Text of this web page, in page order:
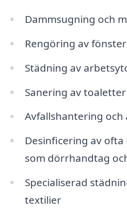
Dammsugning och
Rengöring av
Städning av
Sanering av
Avfallshantering
Desinficering av
som dörrhandtag
Specialiserad
textilier